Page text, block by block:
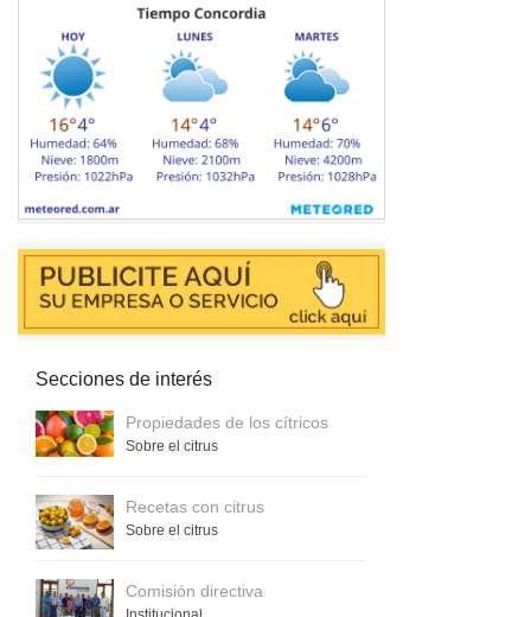
Secciones de interés
Propiedades de los cítricos
Sobre el citrus
Recetas con citrus
Sobre el citrus
Comisión directiva